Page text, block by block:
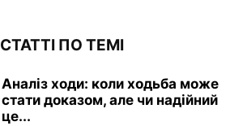
СТАТТІ ПО ТЕМІ
Аналіз ходи: коли ходьба може
стати доказом, але чи надійний
це...